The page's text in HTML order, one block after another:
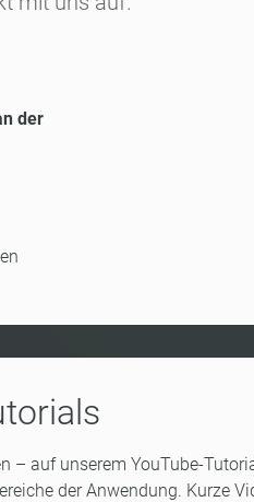
der
– auf unserem YouTube-
der Anwendung. Kurze